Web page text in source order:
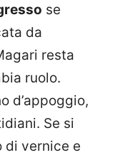
se
da
resta
ruolo.
d’appoggio,
Se si
di vernice e